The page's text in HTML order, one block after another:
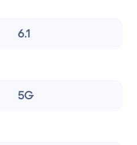
6.1
5G